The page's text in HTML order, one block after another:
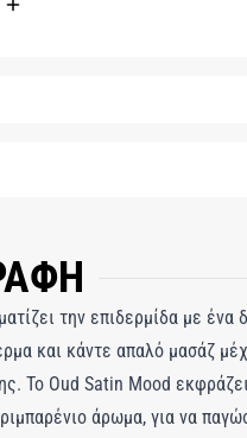
την επιδερμίδα με ένα
και κάντε απαλό μασάζ
Το Oud Satin Mood
άρωμα, για να